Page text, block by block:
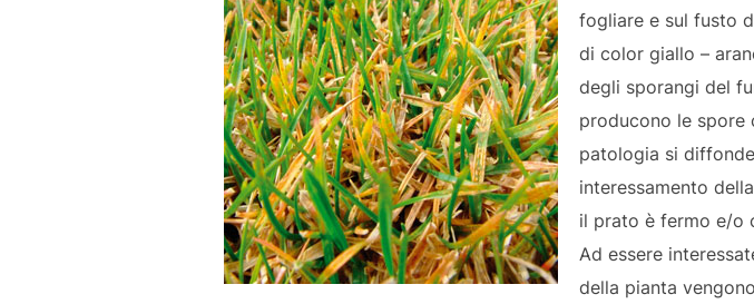
fogliare e sul fusto
di color giallo –
degli sporangi del
producono le spore
patologia si
interessamento
il prato è fermo e/o
Ad essere
della pianta